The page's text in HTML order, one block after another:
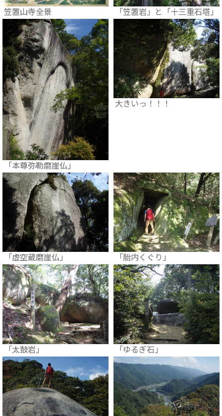
笠置山寺全景 「笠置岩」と「十三重石塔」
「本尊弥勒磨崖仏」
大きいっ！！！
「虚空蔵磨崖仏」 「胎内くぐり」
「太鼓岩」 「ゆるぎ石」